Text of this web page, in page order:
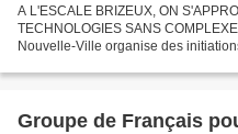
A L'ESCALE BRIZEUX, ON
TECHNOLOGIES SANS
Nouvelle-Ville organise des
Groupe de Français